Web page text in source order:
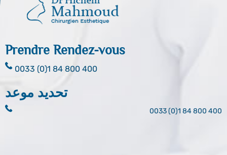
Prendre Rendez-vous
0033 (0)1 84 800 400
تحديد موعد
0033 (0)1 84 800 400